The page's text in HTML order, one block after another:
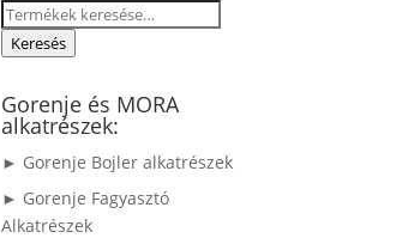
Keresés
a Keresés
Gorenje és MORA
alkatrészek:
► Gorenje Bojler alkatrészek
► Gorenje Fagyasztó
Alkatrészek